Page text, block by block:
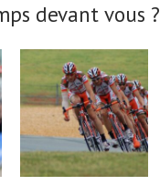
devant vous ?